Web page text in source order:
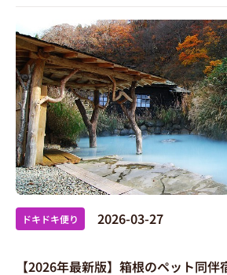
ドキドキ便り 2026-03-27
【2026年最新版】箱根のペット同伴